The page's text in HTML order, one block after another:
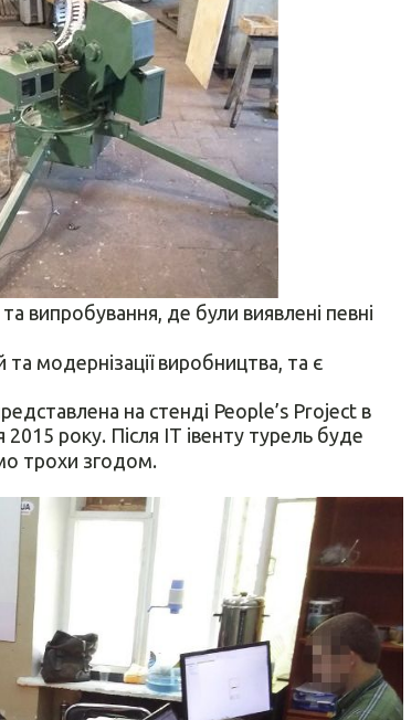
випробування, де були виявлені певні
модернізації виробництва, та є
на стенді People’s Project в
року. Після IT івенту турель буде
трохи згодом.